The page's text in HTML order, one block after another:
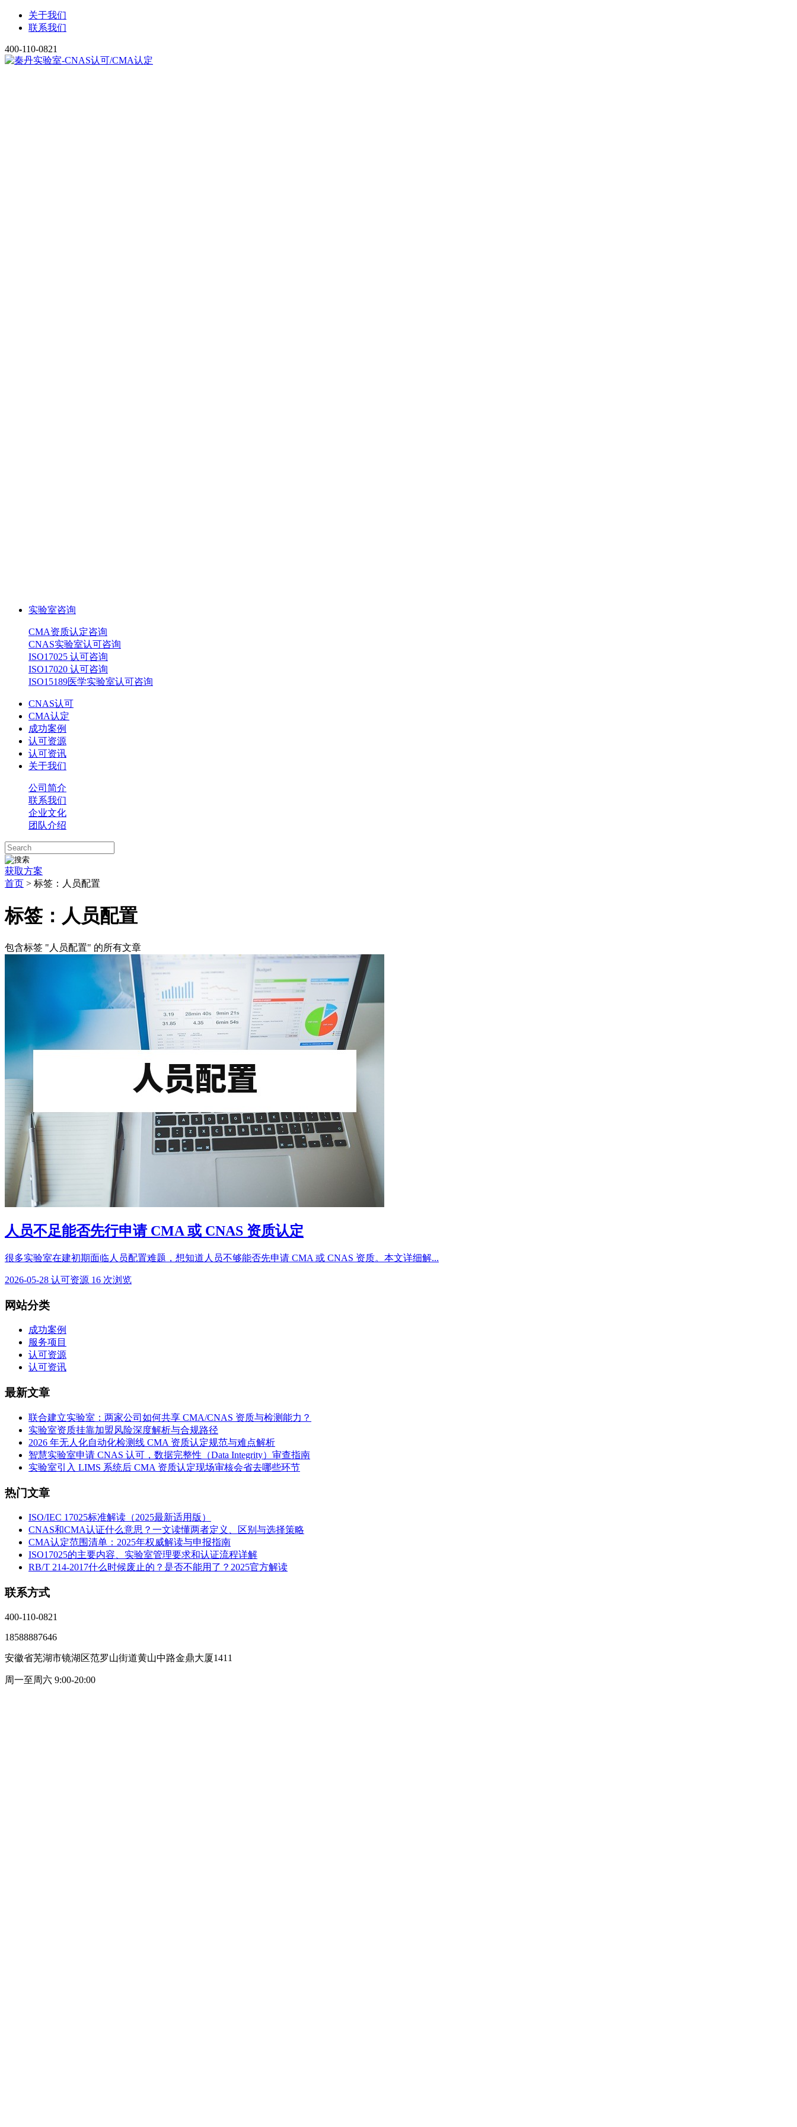
关于我们
联系我们
400-110-0821
实验室咨询
CMA资质认定咨询
CNAS实验室认可咨询
ISO17025 认可咨询
ISO17020 认可咨询
ISO15189医学实验室认可咨询
CNAS认可
CMA认定
成功案例
认可资源
认可资讯
关于我们
公司简介
联系我们
企业文化
团队介绍
获取方案
首页 > 标签：人员配置
标签：人员配置
包含标签 "人员配置" 的所有文章
人员不足能否先行申请 CMA 或 CNAS 资质认定
很多实验室在建初期面临人员配置难题，想知道人员不够能否先申请 CMA 或 CNAS 资质。本文详细解...
2026-05-28 认可资源 16 次浏览
网站分类
成功案例
服务项目
认可资源
认可资讯
最新文章
联合建立实验室：两家公司如何共享 CMA/CNAS 资质与检测能力？
实验室资质挂靠加盟风险深度解析与合规路径
2026 年无人化自动化检测线 CMA 资质认定规范与难点解析
智慧实验室申请 CNAS 认可，数据完整性（Data Integrity）审查指南
实验室引入 LIMS 系统后 CMA 资质认定现场审核会省去哪些环节
热门文章
ISO/IEC 17025标准解读（2025最新适用版）
CNAS和CMA认证什么意思？一文读懂两者定义、区别与选择策略
CMA认定范围清单：2025年权威解读与申报指南
ISO17025的主要内容、实验室管理要求和认证流程详解
RB/T 214-2017什么时候废止的？是否不能用了？2025官方解读
联系方式
400-110-0821
18588887646
安徽省芜湖市镜湖区范罗山街道黄山中路金鼎大厦1411
周一至周六 9:00-20:00